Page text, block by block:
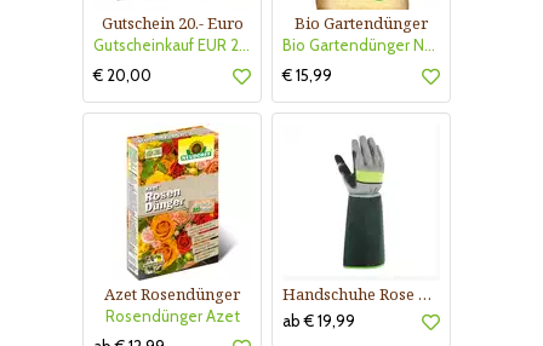
Gutschein 20.- Euro
Gutscheinkauf EUR 20.-
€ 20,00
Bio Gartendünger
Bio Gartendünger Naturen
€ 15,99
Azet Rosendünger
Rosendünger Azet
Handschuhe Rose Buisson
ab € 19,99